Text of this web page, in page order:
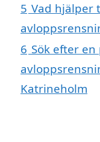
5 Vad hjälper
6 Sök efter
Katrineholm